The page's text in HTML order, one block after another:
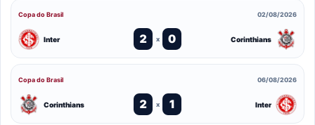
Copa do Brasil 02/08/2026
Inter 2 x 0 Corinthians
Copa do Brasil 06/08/2026
Corinthians 2 x 1 Inter